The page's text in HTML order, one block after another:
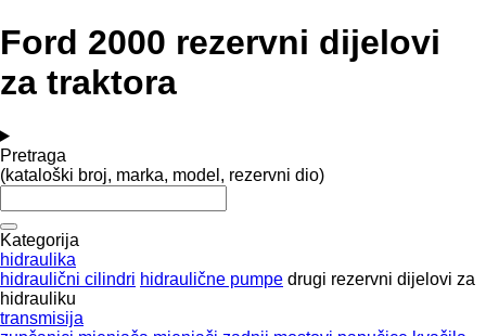
Ford 2000 rezervni dijelovi
za traktora
Pretraga
(kataloški broj, marka, model, rezervni dio)
Kategorija
hidraulika
hidraulični cilindri hidraulične pumpe drugi rezervni dijelovi za
hidrauliku
transmisija